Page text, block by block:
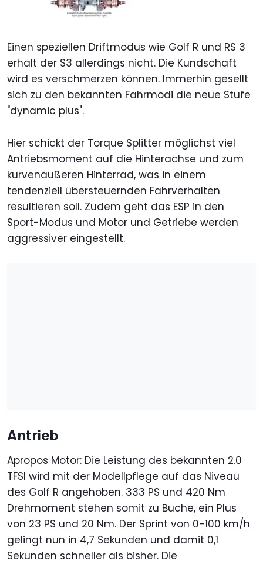
Einen speziellen Driftmodus wie Golf R und RS 3
erhält der S3 allerdings nicht. Die Kundschaft
wird es verschmerzen können. Immerhin gesellt
sich zu den bekannten Fahrmodi die neue Stufe
"dynamic plus".
Hier schickt der Torque Splitter möglichst viel
Antriebsmoment auf die Hinterachse und zum
kurvenäußeren Hinterrad, was in einem
tendenziell übersteuernden Fahrverhalten
resultieren soll. Zudem geht das ESP in den
Sport-Modus und Motor und Getriebe werden
aggressiver eingestellt.
Antrieb
Apropos Motor: Die Leistung des bekannten 2.0
TFSI wird mit der Modellpflege auf das Niveau
des Golf R angehoben. 333 PS und 420 Nm
Drehmoment stehen somit zu Buche, ein Plus
von 23 PS und 20 Nm. Der Sprint von 0-100 km/h
gelingt nun in 4,7 Sekunden und damit 0,1
Sekunden schneller als bisher. Die